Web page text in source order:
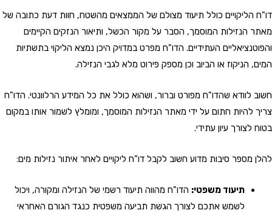
דו"ח הליקויים כולל תיעוד מצולם של הממצאים מהשטח, חוות דעת כתובה של
מאתר הנזילות המוסמך, הסבר על מקור הכשל, ותיאור הנזקים הקיימים
והפוטנציאליים העתידיים. הדו"ח מפרט במדויק היכן נמצא הליקוי בתשתיות
המים, הניקוז או הביוב וכן מספק פירוט מלא לגבי הנזילה.
חשוב לוודא שהדו"ח מפורט וברור, ושהוא כולל את כל המידע הרלוונטי. הדו"ח
צריך להיות חתום על ידי מאתר הנזילות המוסמך, ומומלץ לשמור אותו במקום
בטוח לצורך עיון עתידי.
להלן מספר סיבות מדוע חשוב לקבל דו"ח ליקויים לאחר איתור נזילות מים:
תיעוד משפטי: הדו"ח מהווה תיעוד רשמי של הנזילה ומקורה, ויכול
לשמש אתכם לצורך הגשת תביעה משפטית כנגד הגורם האחראי